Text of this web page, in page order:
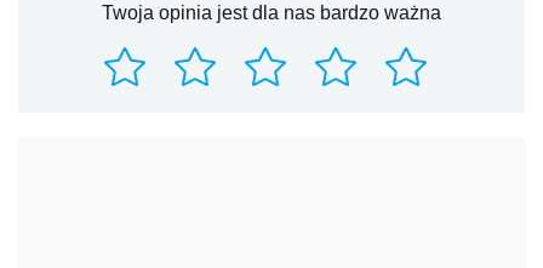
Twoja opinia jest dla nas bardzo ważna